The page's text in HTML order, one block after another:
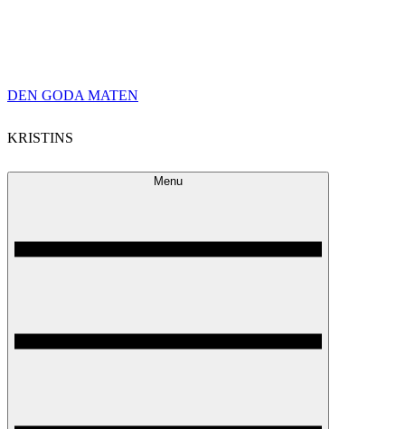
Skip
content
DEN GODA MATEN
KRISTINS
Menu